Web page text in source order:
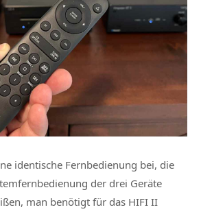
identische Fernbedienung bei, die
der drei Geräte
man benötigt für das HIFI II